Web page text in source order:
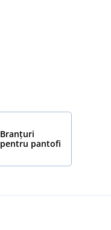
Branțuri
pentru pantofi